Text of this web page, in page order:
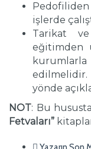
işlerde
Tarikat
eğitimden
yönde
NOT: Bu
Fetvaları”